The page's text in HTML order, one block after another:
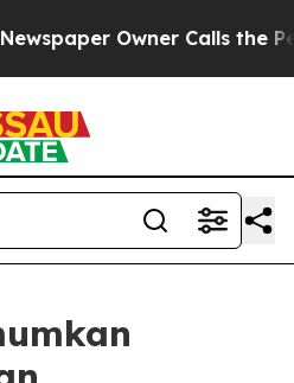
Owner Calls the